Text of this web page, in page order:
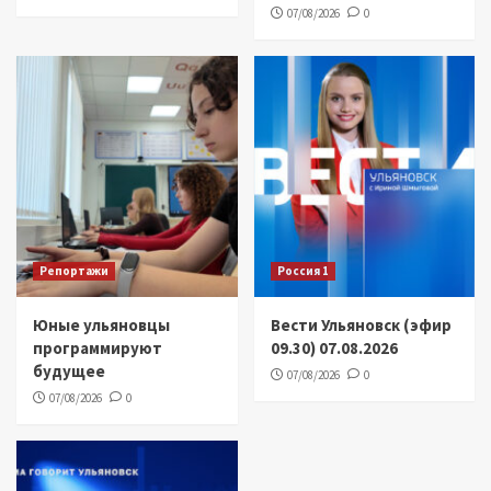
07/08/2026 0
Репортажи
Юные ульяновцы
программируют
будущее
07/08/2026 0
Россия 1
Вести Ульяновск (эфир
09.30) 07.08.2026
07/08/2026 0